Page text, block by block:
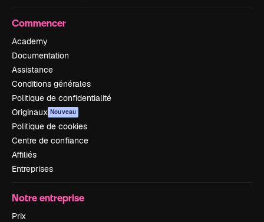
Commencer
Academy
Documentation
Assistance
Conditions générales
Politique de confidentialité
Originaux Nouveau
Politique de cookies
Centre de confiance
Affiliés
Entreprises
Notre entreprise
Prix